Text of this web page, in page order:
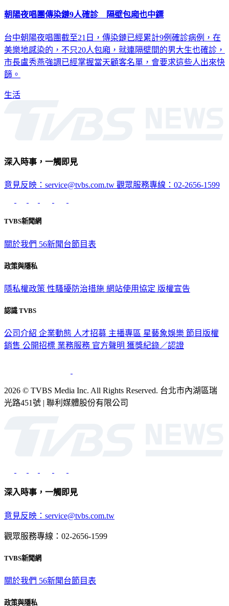
朝陽夜唱團傳染鏈9人確診 隔壁包廂也中鏢
台中朝陽夜唱團截至21日，傳染鏈已經累計9例確診病例，在
美樂地感染的，不只20人包廂，就連隔壁間的男大生也確診，
市長盧秀燕強調已經掌握當天顧客名單，會要求這些人出來快
篩。
生活
深入時事，一觸即見
意見反映：service@tvbs.com.tw 觀眾服務專線：02-2656-1599
TVBS新聞網
關於我們 56新聞台節目表
政策與隱私
隱私權政策 性騷擾防治措施 網站使用協定 版權宣告
認識 TVBS
公司介紹 企業動態 人才招募 主播專區 星藝象娛樂 節目版權
銷售 公開招標 業務服務 官方聲明 獲獎紀錄／認證
2026 © TVBS Media Inc. All Rights Reserved. 台北市內湖區瑞
光路451號 | 聯利媒體股份有限公司
深入時事，一觸即見
意見反映：service@tvbs.com.tw
觀眾服務專線：02-2656-1599
TVBS新聞網
關於我們 56新聞台節目表
政策與隱私